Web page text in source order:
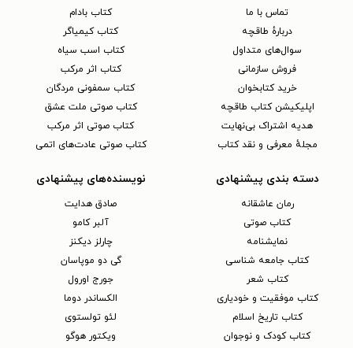
تماس با ما
دربارهٔ طاقچه
سوال‌های متداول
فروش سازمانی
خرید کتابخوان
اپلیکیشن کتاب طاقچه
هدیه اشتراک بی‌نهایت
مجلهٔ معرفی و نقد کتاب
کتاب بادام
کتاب کیمیاگر
کتاب اسب سیاه
کتاب اثر مرکب
کتاب سمفونی مردگان
کتاب صوتی ملت عشق
کتاب صوتی اثر مرکب
کتاب صوتی عادت‌های اتمی
دسته بندی پیشنهادی
رمان عاشقانه
کتاب‌ صوتی
نمایشنامه
کتاب جامعه شناسی
کتاب شعر
کتاب موفقیت و خودیاری
کتاب تاریخ اسلام
کتاب کودک و نوجوان
نویسنده‌های پیشنهادی
صادق هدایت
آلبر کامو
چارلز دیکنز
گی دو موپاسان
جورج اورول
الکساندر دوما
لئو تولستوی
ویکتور هوگو